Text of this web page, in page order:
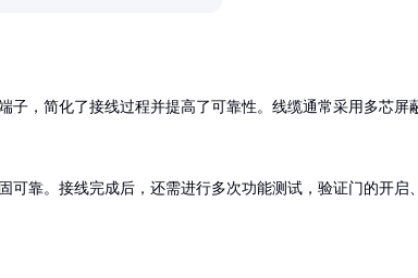
子，简化了接线过程并提高了可靠性。线缆通常采用多芯屏
可靠。接线完成后，还需进行多次功能测试，验证门的开启